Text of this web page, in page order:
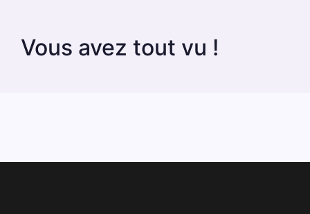
Vous avez tout vu !